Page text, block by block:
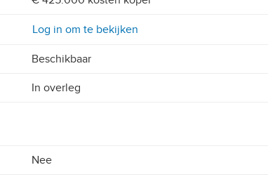
Log in om te bekijken
Beschikbaar
In overleg
Nee